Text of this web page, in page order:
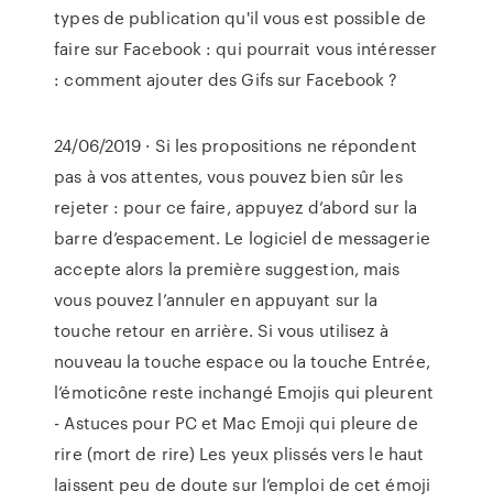
types de publication qu'il vous est possible de
faire sur Facebook : qui pourrait vous intéresser
: comment ajouter des Gifs sur Facebook ?
24/06/2019 · Si les propositions ne répondent
pas à vos attentes, vous pouvez bien sûr les
rejeter : pour ce faire, appuyez d’abord sur la
barre d’espacement. Le logiciel de messagerie
accepte alors la première suggestion, mais
vous pouvez l’annuler en appuyant sur la
touche retour en arrière. Si vous utilisez à
nouveau la touche espace ou la touche Entrée,
l’émoticône reste inchangé Emojis qui pleurent
- Astuces pour PC et Mac Emoji qui pleure de
rire (mort de rire) Les yeux plissés vers le haut
laissent peu de doute sur l’emploi de cet émoji